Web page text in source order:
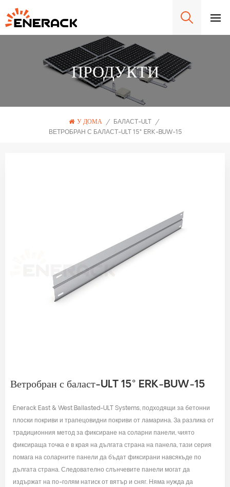
ПРОДУКТИ
У ДОМА / БАЛАСТ-ULT
/
ВЕТРОБРАН С БАЛАСТ-ULT 15° ERK-BUW-15
Ветробран с баласт-ULT 15° ERK-BUW-15
Enerack East & West Ballasted-ULT Systems, подходящи за бетонни
плоски покриви и трапецовидни покриви от ламарина. За разлика от
традиционния метод за фиксиране на соларни панели, чиято
фиксираща точка е в края на дългата страна на панела, тази серия
помага на соларните панели да бъдат фиксирани навсякъде по
дългата страна. Следователно слънчевите панели могат да
издържат на по-голям натиск от вятър и сняг. Няма нужда да